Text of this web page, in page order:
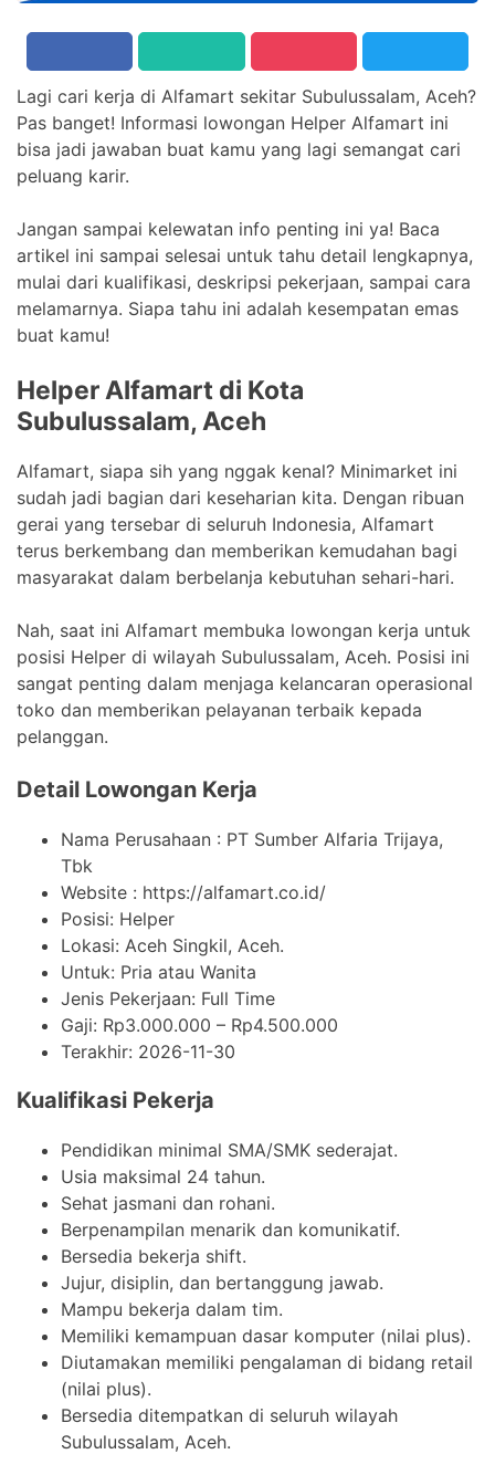
Lagi cari kerja di Alfamart sekitar Subulussalam, Aceh?
Pas banget! Informasi lowongan Helper Alfamart ini
bisa jadi jawaban buat kamu yang lagi semangat cari
peluang karir.
Jangan sampai kelewatan info penting ini ya! Baca
artikel ini sampai selesai untuk tahu detail lengkapnya,
mulai dari kualifikasi, deskripsi pekerjaan, sampai cara
melamarnya. Siapa tahu ini adalah kesempatan emas
buat kamu!
Helper Alfamart di Kota
Subulussalam, Aceh
Alfamart, siapa sih yang nggak kenal? Minimarket ini
sudah jadi bagian dari keseharian kita. Dengan ribuan
gerai yang tersebar di seluruh Indonesia, Alfamart
terus berkembang dan memberikan kemudahan bagi
masyarakat dalam berbelanja kebutuhan sehari-hari.
Nah, saat ini Alfamart membuka lowongan kerja untuk
posisi Helper di wilayah Subulussalam, Aceh. Posisi ini
sangat penting dalam menjaga kelancaran operasional
toko dan memberikan pelayanan terbaik kepada
pelanggan.
Detail Lowongan Kerja
Nama Perusahaan : PT Sumber Alfaria Trijaya,
Tbk
Website : https://alfamart.co.id/
Posisi: Helper
Lokasi: Aceh Singkil, Aceh.
Untuk: Pria atau Wanita
Jenis Pekerjaan: Full Time
Gaji: Rp3.000.000 – Rp4.500.000
Terakhir: 2026-11-30
Kualifikasi Pekerja
Pendidikan minimal SMA/SMK sederajat.
Usia maksimal 24 tahun.
Sehat jasmani dan rohani.
Berpenampilan menarik dan komunikatif.
Bersedia bekerja shift.
Jujur, disiplin, dan bertanggung jawab.
Mampu bekerja dalam tim.
Memiliki kemampuan dasar komputer (nilai plus).
Diutamakan memiliki pengalaman di bidang retail
(nilai plus).
Bersedia ditempatkan di seluruh wilayah
Subulussalam, Aceh.